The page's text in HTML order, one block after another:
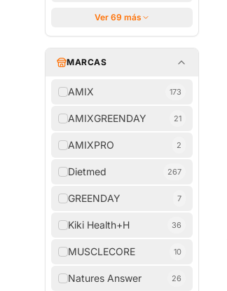
Ver 69 más
MARCAS
AMIX 173
AMIXGREENDAY 21
AMIXPRO 2
Dietmed 267
GREENDAY 7
Kiki Health+H 36
MUSCLECORE 10
Natures Answer 26